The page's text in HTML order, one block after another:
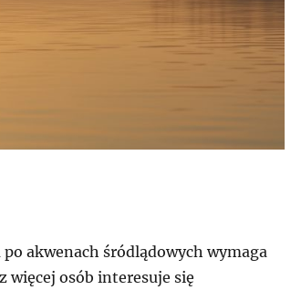
akwenach śródlądowych wymaga
więcej osób interesuje się